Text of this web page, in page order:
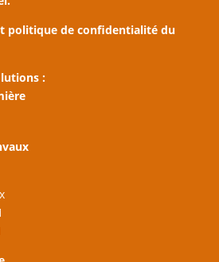
politique de confidentialité du
: